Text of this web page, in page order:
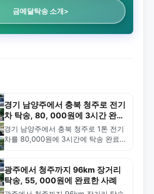
금메달탁송 소개>
경기 남양주에서 충북 청주로 전기
차 탁송, 80, 000원에 3시간 완
료!
경기 남양주에서 충북 청주로 1톤 전기
차를 80,000원에 3시간에 탁송 완료한
광주에서 청주까지 96km 장거리
탁송, 55, 000원에 완료한 사례